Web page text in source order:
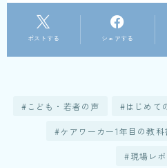
ポストする シェアする
こども・若者の声 はじめて
ケアワーカー1年目の教科
現場レ